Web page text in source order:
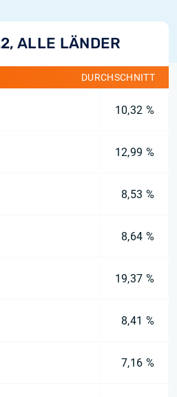
ALLE LÄNDER
DURCHSCHNITT
10,32 %
12,99 %
8,53 %
8,64 %
19,37 %
8,41 %
7,16 %